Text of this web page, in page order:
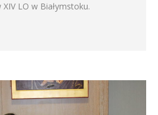
LO w Białymstoku.